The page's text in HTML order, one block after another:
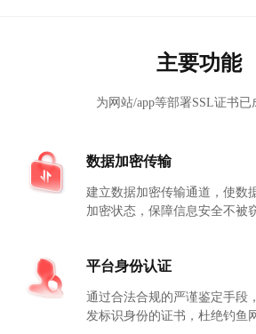
主要功能
为网站/app等部署SSL证书已
数据加密传输
建立数据加密传输通道，使数
加密状态，保障信息安全不被
平台身份认证
通过合法合规的严谨鉴定手段
发标识身份的证书，杜绝钓鱼